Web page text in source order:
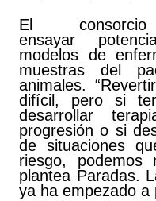
El
ensayar
modelos de
muestras del
animales.
difícil, pero si
desarrollar
progresión o si
de situaciones
riesgo, podemos
plantea Paradas.
ya ha empezado a